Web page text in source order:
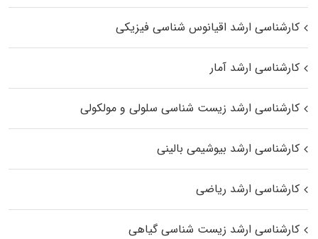
کارشناسی ارشد اقیانوس‌ شناسی فیزیکی
کارشناسی ارشد آمار
کارشناسی ارشد زیست شناسی سلولی و مولکولی
کارشناسی ارشد بیوشیمی بالینی
کارشناسی ارشد ریاضی
کارشناسی ارشد زیست‌ شناسی گیاهی